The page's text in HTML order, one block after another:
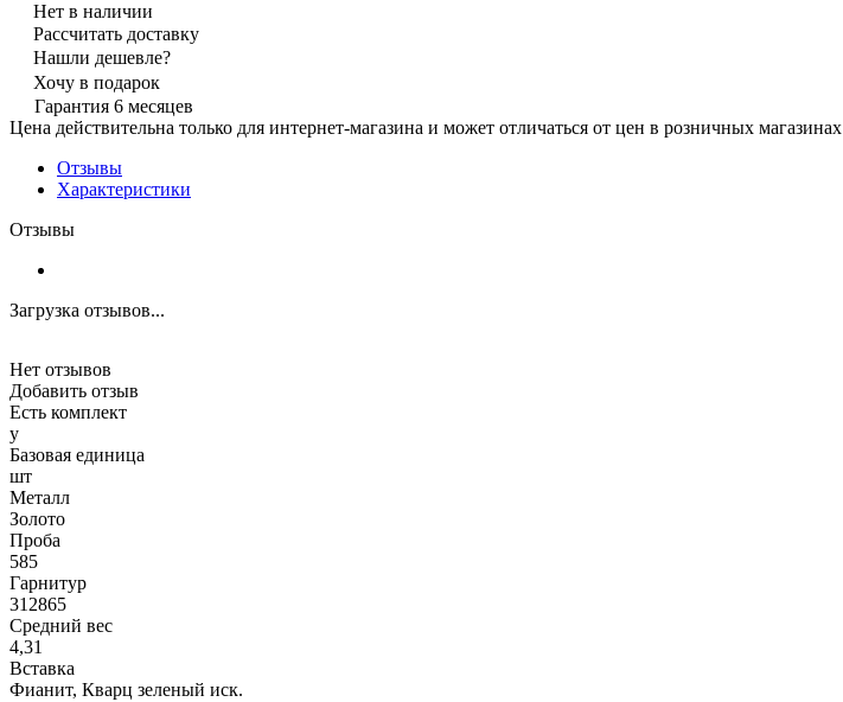
Нет в наличии
Рассчитать доставку
Нашли дешевле?
Хочу в подарок
Гарантия 6 месяцев
Цена действительна только для интернет-магазина и может отличаться от цен в розничных магазинах
Отзывы
Характеристики
Отзывы
Загрузка отзывов...
Нет отзывов
Добавить отзыв
Есть комплект
y
Базовая единица
шт
Металл
Золото
Проба
585
Гарнитур
312865
Средний вес
4,31
Вставка
Фианит, Кварц зеленый иск.